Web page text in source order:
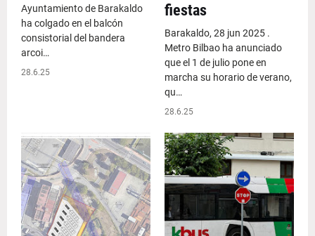
Ayuntamiento de Barakaldo
ha colgado en el balcón
consistorial del bandera
arcoi…
28.6.25
fiestas
Barakaldo, 28 jun 2025 .
Metro Bilbao ha anunciado
que el 1 de julio pone en
marcha su horario de verano,
qu…
28.6.25